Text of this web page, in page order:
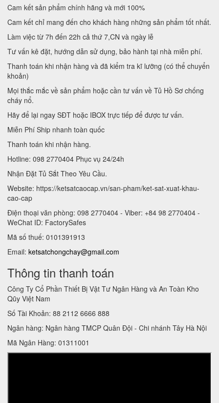
Cam kết sản phẩm chính hãng và mới 100%
Cam kết chỉ mang đến cho khách hàng những sản phẩm tốt nhất.
Làm việc từ 7h đến 22h cả thứ 7,CN và ngày lễ
Tư vấn kê đặt, hướng dẫn sử dụng, bảo hành tại nhà miễn phí.
Thanh toán khi nhận hàng và đã kiểm tra kĩ lưỡng (có thể chuyển
khoản)
Mọi thắc mắc về sản phẩm hoặc cần tư vấn về Tủ Hồ Sơ chống
cháy nổ.
Hãy để lại ngay SĐT hoặc IBOX trực tiếp để được tư vấn.
Miễn Phí Ship nhanh toàn quốc
Thanh toán khi nhận hàng.
Hotline: 098 2770404 Phục vụ 24/24h
Nhận Đặt Tủ Sắt Theo Yêu Cầu.
Website: https://ketsatcaocap.vn/san-pham/ket-sat-xuat-khau-
cao-cap
Điện thoại văn phòng: 098 2770404 - Viber: +84 98 2770404 -
WeChat ID: FactorySafes
Mã số thuế: 0101391913
Email: ketsatchongchay@gmail.com
Thông tin thanh toán
Công Ty Cổ Phần Thiết Bị Vật Tư Ngân Hàng và An Toàn Kho
Qũy Việt Nam
Số Tài Khoản: 88 2112 6666 888
Ngân hàng: Ngân hàng TMCP Quân Đội - Chi nhánh Tây Hà Nội
Mã Ngân Hàng: 01311001